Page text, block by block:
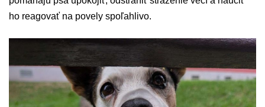
ho reagovať na povely spoľahlivo.